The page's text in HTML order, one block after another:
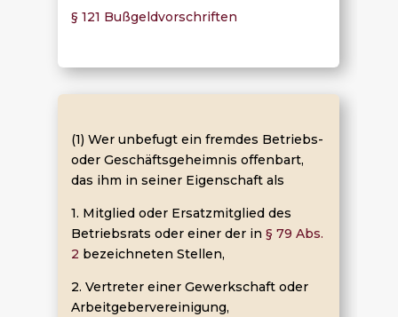
§ 121 Bußgeldvorschriften
(1) Wer unbefugt ein fremdes Betriebs-
oder Geschäftsgeheimnis offenbart,
das ihm in seiner Eigenschaft als
1. Mitglied oder Ersatzmitglied des
Betriebsrats oder einer der in § 79 Abs.
2 bezeichneten Stellen,
2. Vertreter einer Gewerkschaft oder
Arbeitgebervereinigung,